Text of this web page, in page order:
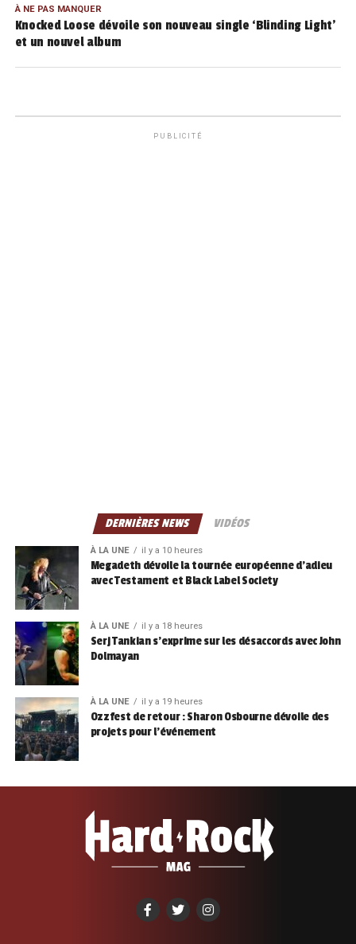
À NE PAS MANQUER
Knocked Loose dévoile son nouveau single ‘Blinding Light’
et un nouvel album
PUBLICITÉ
DERNIÈRES NEWS VIDÉOS
À LA UNE il y a 10 heures
Megadeth dévoile la tournée européenne d’adieu
avec Testament et Black Label Society
À LA UNE il y a 18 heures
Serj Tankian s’exprime sur les désaccords avec John
Dolmayan
À LA UNE il y a 19 heures
Ozzfest de retour : Sharon Osbourne dévoile des
projets pour l’événement